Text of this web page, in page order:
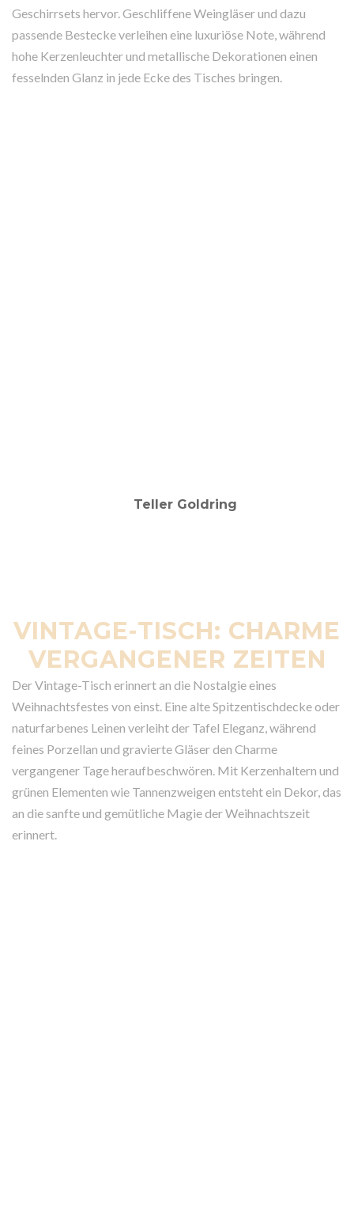
Geschirrsets hervor. Geschliffene Weingläser und dazu
passende Bestecke verleihen eine luxuriöse Note, während
hohe Kerzenleuchter und metallische Dekorationen einen
fesselnden Glanz in jede Ecke des Tisches bringen.
VINTAGE-TISCH: CHARME
VERGANGENER ZEITEN
Der Vintage-Tisch erinnert an die Nostalgie eines
Weihnachtsfestes von einst. Eine alte Spitzentischdecke oder
naturfarbenes Leinen verleiht der Tafel Eleganz, während
feines Porzellan und gravierte Gläser den Charme
vergangener Tage heraufbeschwören. Mit Kerzenhaltern und
grünen Elementen wie Tannenzweigen entsteht ein Dekor, das
an die sanfte und gemütliche Magie der Weihnachtszeit
erinnert.